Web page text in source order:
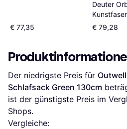
€ 77,35
Deuter
208cm
€ 79,28
Der niedrigste Preis für
Schlafsack Green 130cm
ist der günstigste Preis im
Shops.
Vergleiche: